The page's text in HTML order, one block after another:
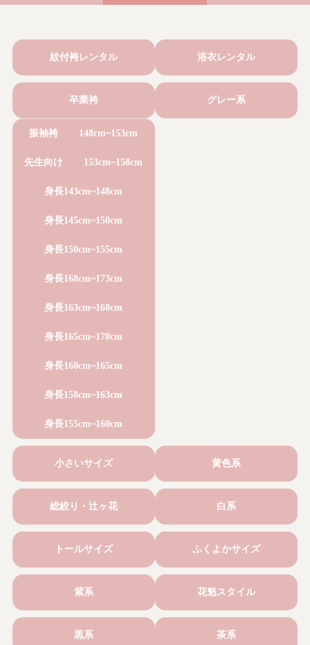
紋付袴レンタル 浴衣レンタル
卒業袴
振袖袴 148cm~153cm
先生向け 153cm~158cm
身長143cm~148cm
身長145cm~150cm
身長150cm~155cm
身長168cm~173cm
身長163cm~168cm
身長165cm~170cm
身長160cm~165cm
身長158cm~163cm
身長155cm~160cm
グレー系
小さいサイズ 黄色系
総絞り・辻ヶ花 白系
トールサイズ ふくよかサイズ
紫系 花魁スタイル
黒系 茶系